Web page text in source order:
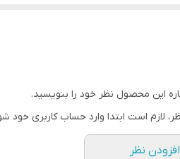
این محصول نظر خود را بنویسید.
لازم است ابتدا وارد حساب کاربری خود
افزودن نظر